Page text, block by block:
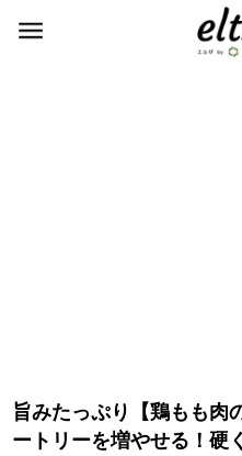
旨みたっぷり【鶏もも肉
ートリーを増やせる！硬